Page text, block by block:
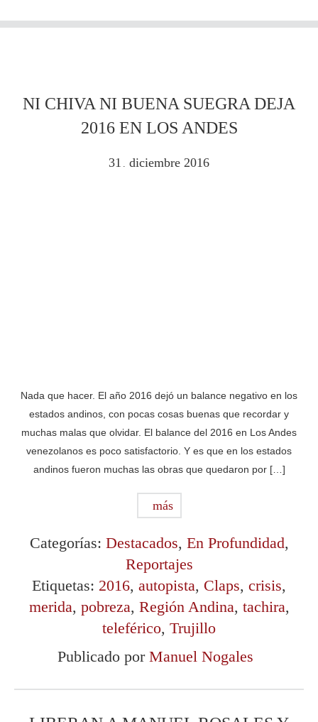
NI CHIVA NI BUENA SUEGRA DEJA
2016 EN LOS ANDES
31 . diciembre 2016
Nada que hacer. El año 2016 dejó un balance negativo en los
estados andinos, con pocas cosas buenas que recordar y
muchas malas que olvidar. El balance del 2016 en Los Andes
venezolanos es poco satisfactorio. Y es que en los estados
andinos fueron muchas las obras que quedaron por […]
más
Categorías: Destacados, En Profundidad,
Reportajes
Etiquetas: 2016, autopista, Claps, crisis,
merida, pobreza, Región Andina, tachira,
teleférico, Trujillo
Publicado por Manuel Nogales